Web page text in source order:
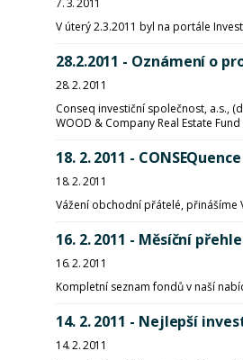
7. 3. 2011
V úterý 2.3.2011 byl na portále
28.2.2011 - Oznámení o
28. 2. 2011
Conseq investiční společnost, a.s.,
WOOD & Company Real Estate
18. 2. 2011 -
18. 2. 2011
Vážení obchodní přátelé, přinášíme
16. 2. 2011 - Měsíční
16. 2. 2011
Kompletní seznam fondů v naší
14. 2. 2011 - Nejlepší
14. 2. 2011